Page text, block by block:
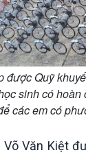
lận
Tin
được Quỹ
sinh có
các em có
Võ Văn Kiệt